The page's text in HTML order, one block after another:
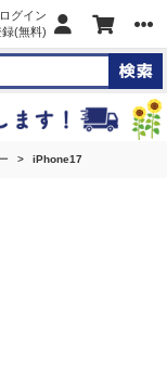
ログイン
(無料)
iPhone17